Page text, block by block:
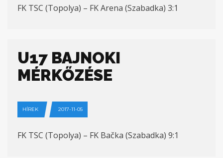
FK TSC (Topolya) – FK Arena (Szabadka) 3:1
U17 BAJNOKI
MÉRKŐZÉSE
HÍREK 2017-11-05
FK TSC (Topolya) – FK Bačka (Szabadka) 9:1